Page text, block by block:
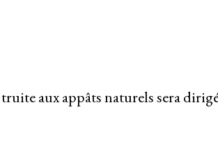
aux appâts naturels sera